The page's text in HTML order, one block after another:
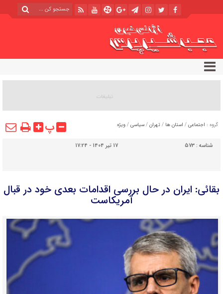
گروه : اجتماعی / استان ها / تهران / سیاسی / ویژه پ
شناسه : 573 17 تیر 1404 - 17:24
بقائی: ایران در حال بررسی اقدامات بعدی خود در قبال
آمریکاست